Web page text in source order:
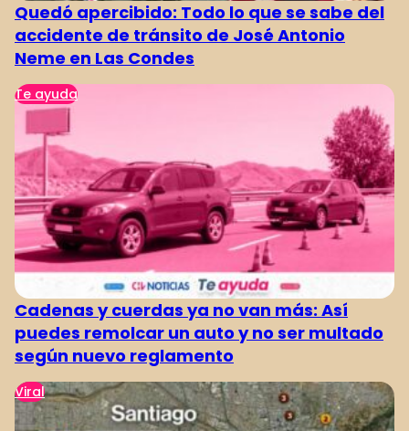
Quedó apercibido: Todo lo que se sabe del
accidente de tránsito de José Antonio
Neme en Las Condes
Te ayuda
Cadenas y cuerdas ya no van más: Así
puedes remolcar un auto y no ser multado
según nuevo reglamento
Viral